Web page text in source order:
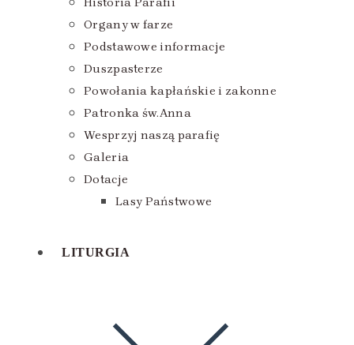
Organy w farze
Podstawowe informacje
Duszpasterze
Powołania kapłańskie i zakonne
Patronka św.Anna
Wesprzyj naszą parafię
Galeria
Dotacje
Lasy Państwowe
LITURGIA